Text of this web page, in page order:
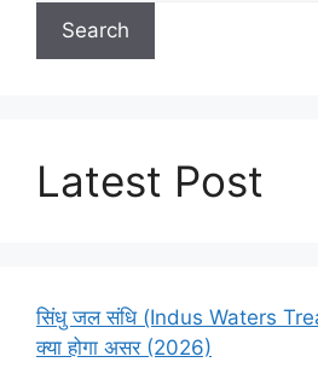
Search
Latest Post
सिंधु जल संधि (Indus Waters
क्या होगा असर (2026)